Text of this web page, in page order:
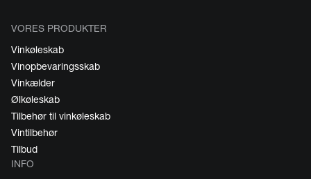
VORES PRODUKTER
Vinkøleskab
Vinopbevaringsskab
Vinkælder
Ølkøleskab
Tilbehør til vinkøleskab
Vintilbehør
Tilbud
INFO